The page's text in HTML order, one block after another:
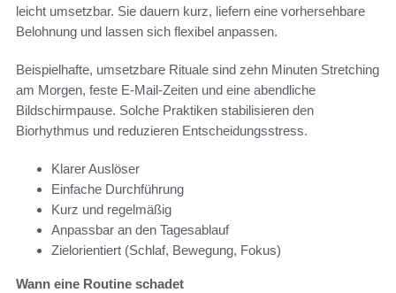
leicht umsetzbar. Sie dauern kurz, liefern eine vorhersehbare
Belohnung und lassen sich flexibel anpassen.
Beispielhafte, umsetzbare Rituale sind zehn Minuten Stretching
am Morgen, feste E-Mail-Zeiten und eine abendliche
Bildschirmpause. Solche Praktiken stabilisieren den
Biorhythmus und reduzieren Entscheidungsstress.
Klarer Auslöser
Einfache Durchführung
Kurz und regelmäßig
Anpassbar an den Tagesablauf
Zielorientiert (Schlaf, Bewegung, Fokus)
Wann eine Routine schadet